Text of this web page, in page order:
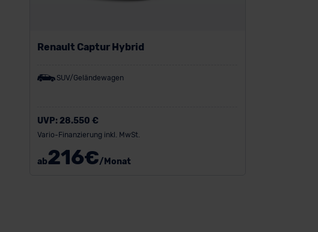
Renault Captur Hybrid
SUV/Geländewagen
UVP:28.550 €
Vario-Finanzierung inkl. MwSt.
ab216€/Monat